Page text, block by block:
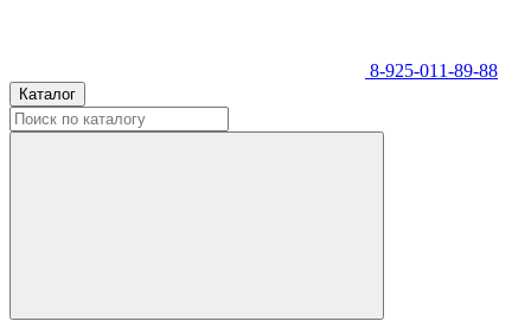
8-925-011-89-88
Каталог